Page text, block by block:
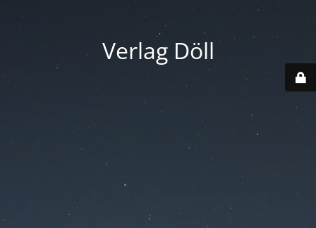
Verlag Döll